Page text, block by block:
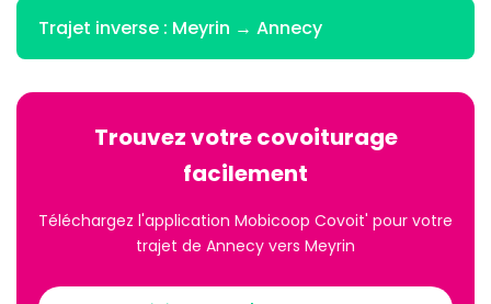
Trajet inverse : Meyrin → Annecy
Trouvez votre covoiturage
facilement
Téléchargez l'application Mobicoop Covoit' pour votre
trajet de Annecy vers Meyrin